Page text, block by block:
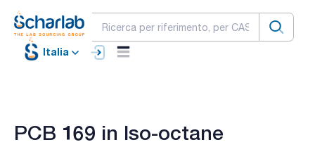
Italia
PCB 169 in Iso-octane